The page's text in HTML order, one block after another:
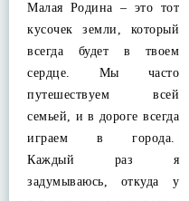
Малая Родина – это тот
кусочек земли, который
всегда будет в твоем
сердце. Мы часто
путешествуем всей
семьей, и в дороге всегда
играем в города.
Каждый раз я
задумываюсь, откуда у